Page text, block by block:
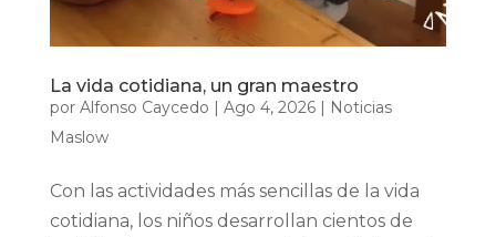
La vida cotidiana, un gran maestro
por Alfonso Caycedo | Ago 4, 2026| Noticias
Maslow
Con las actividades más sencillas de la vida
cotidiana, los niños desarrollan cientos de